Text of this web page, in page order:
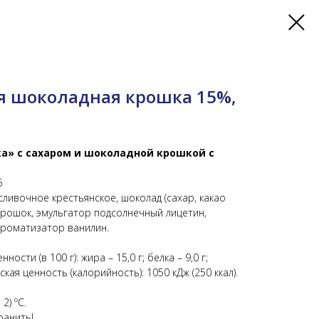
шоколадная крошка 15%,
с сахаром и шоколадной крошкой с
крестьянское, шоколад (сахар, какао
эмульгатор подсолнечный лицетин,
ванилин.
(в 100 г): жира – 15,0 г; белка – 9,0 г;
ценность (калорийность): 1050 кДж (250 ккал).
ºС.